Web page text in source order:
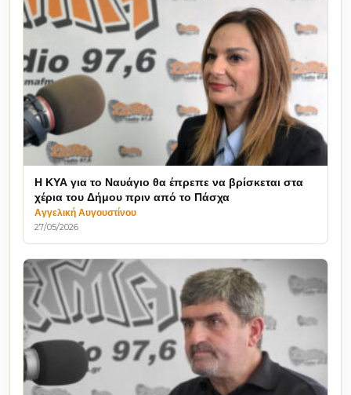
Η ΚΥΑ για το Ναυάγιο θα έπρεπε να βρίσκεται στα
χέρια του Δήμου πριν από το Πάσχα
Αγγελική Αυγουστίνου
27/05/2026